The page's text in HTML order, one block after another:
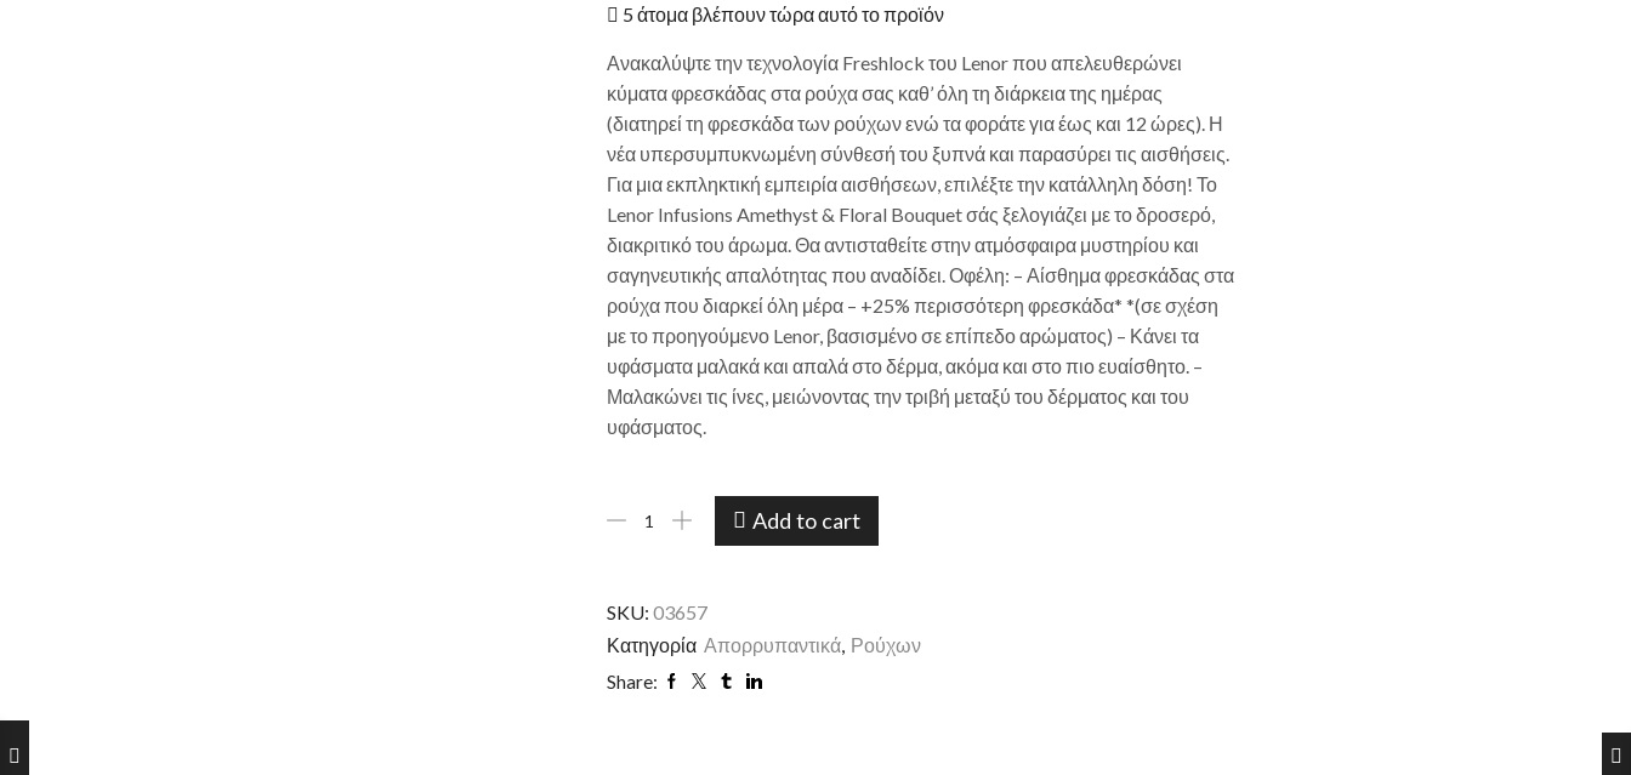
5 άτομα βλέπουν τώρα αυτό το προϊόν
Ανακαλύψτε την τεχνολογία Freshlock του Lenor που απελευθερώνει
κύματα φρεσκάδας στα ρούχα σας καθ’ όλη τη διάρκεια της ημέρας
(διατηρεί τη φρεσκάδα των ρούχων ενώ τα φοράτε για έως και 12 ώρες). Η
νέα υπερσυμπυκνωμένη σύνθεσή του ξυπνά και παρασύρει τις αισθήσεις.
Για μια εκπληκτική εμπειρία αισθήσεων, επιλέξτε την κατάλληλη δόση! Το
Lenor Infusions Amethyst & Floral Bouquet σάς ξελογιάζει με το δροσερό,
διακριτικό του άρωμα. Θα αντισταθείτε στην ατμόσφαιρα μυστηρίου και
σαγηνευτικής απαλότητας που αναδίδει. Οφέλη: – Αίσθημα φρεσκάδας στα
ρούχα που διαρκεί όλη μέρα – +25% περισσότερη φρεσκάδα* *(σε σχέση
με το προηγούμενο Lenor, βασισμένο σε επίπεδο αρώματος) – Κάνει τα
υφάσματα μαλακά και απαλά στο δέρμα, ακόμα και στο πιο ευαίσθητο. –
Μαλακώνει τις ίνες, μειώνοντας την τριβή μεταξύ του δέρματος και του
υφάσματος.
Add to cart
SKU: 03657
Κατηγορία Απορρυπαντικά, Ρούχων
Share: